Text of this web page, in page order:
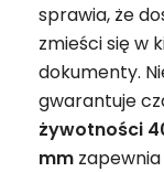
sprawia, że
zmieści się w
dokumenty.
gwarantuje
żywotności
mm